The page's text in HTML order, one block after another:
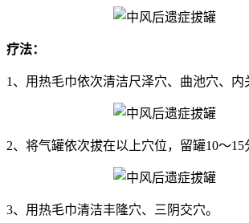
疗法：
1、用热毛巾依次清洁尺泽穴、曲池穴、内
2、将气罐依次拔在以上穴位，留罐10〜15
3、用热毛巾清洁丰隆穴、三阴交穴。